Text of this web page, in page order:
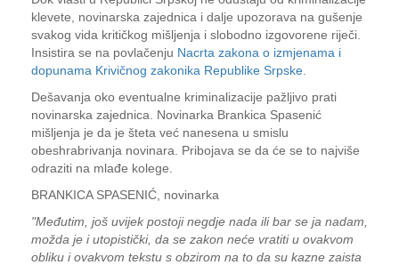
klevete, novinarska zajednica i dalje upozorava na gušenje
svakog vida kritičkog mišljenja i slobodno izgovorene riječi.
Insistira se na povlačenju Nacrta zakona o izmjenama i
dopunama Krivičnog zakonika Republike Srpske
Dešavanja oko eventualne kriminalizacije pažljivo prati
novinarska zajednica. Novinarka Brankica Spasenić
mišljenja je da je šteta već nanesena u smislu
obeshrabrivanja novinara. Pribojava se da će se to najviše
odraziti na mlađe kolege.
BRANKICA SPASENIĆ, novinarka
"Međutim, još uvijek postoji negdje nada ili bar se ja nadam,
možda je i utopistički, da se zakon neće vratiti u ovakvom
obliku i ovakvom tekstu s obzirom na to da su kazne zaista